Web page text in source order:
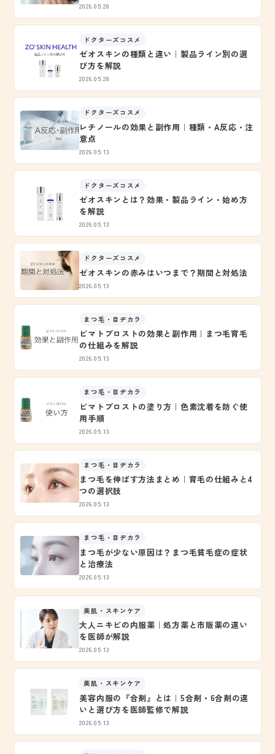
2026.05.28
ドクターズコスメ
ゼオスキンの種類と違い｜製品ライン別の選
び方を解説
2026.05.28
ドクターズコスメ
レチノールの効果と副作用｜種類・A反応・注
意点
2026.05.13
ドクターズコスメ
ゼオスキンとは？効果・製品ライン・始め方
を解説
2026.05.13
ドクターズコスメ
ゼオスキンの赤みはいつまで？期間と対処法
2026.05.13
まつ毛・目ヂカラ
ビマトプロストの効果と副作用｜まつ毛育毛
の仕組みを解説
2026.05.13
まつ毛・目ヂカラ
ビマトプロストの塗り方｜色素沈着を防ぐ使
用手順
2026.05.13
まつ毛・目ヂカラ
まつ毛を伸ばす方法まとめ｜育毛の仕組みと4
つの選択肢
2026.05.13
まつ毛・目ヂカラ
まつ毛が少ない原因は？まつ毛貧毛症の症状
と治療法
2026.05.13
美肌・スキンケア
大人ニキビの内服薬｜処方薬と市販薬の違い
を医師が解説
2026.05.13
美肌・スキンケア
美容内服の『合剤』とは｜5合剤・6合剤の違
いと選び方を医師監修で解説
2026.05.13